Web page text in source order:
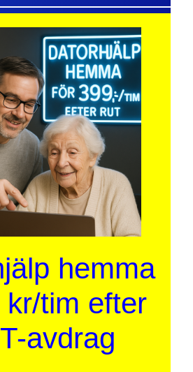
hemma
kr/tim efter
avdrag